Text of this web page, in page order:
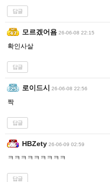
답글
모르겠어욤 26-06-08 22:15
확인사살
답글
로이드시 26-06-08 22:56
짝
답글
HBZety 26-06-09 02:59
ㅋㅋㅋㅋㅋㅋㅋㅋㅋ
답글